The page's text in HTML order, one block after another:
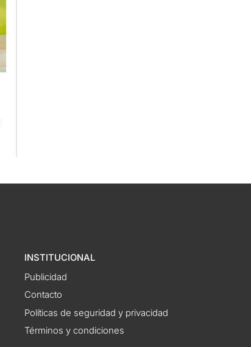
INSTITUCIONAL
Publicidad
Contacto
Políticas de seguridad y privacidad
Términos y condiciones